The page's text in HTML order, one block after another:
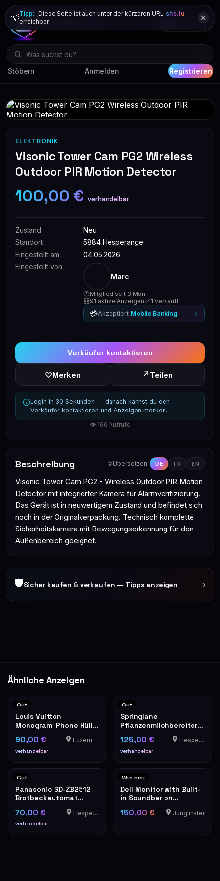
Stöbern Anmelden Registrieren
💡Tipp: Diese Seite ist auch unter der kürzeren URL shs.lu
erreichbar.
ELEKTRONIK
Visonic Tower Cam PG2 Wireless
Outdoor PIR Motion Detector
100,00 € verhandelbar
Zustand
Neu
Standort
5884 Hesperange
Eingestellt am
04.05.2026
Eingestellt von
Marc
Mitglied seit 3 Mon.
91 aktive Anzeigen
1 verkauft
💳Akzeptiert Mobile Banking →
Verkäufer kontaktieren
♡Merken ↗ Teilen
Login in 30 Sekunden — danach kannst du den
Verkäufer kontaktieren und Anzeigen merken.
👁 166 Aufrufe
Beschreibung 🌐 Übersetzen: DE FR EN
Visonic Tower Cam PG2 - Wireless Outdoor PIR Motion
Detector mit integrierter Kamera für Alarmverifizierung.
Das Gerät ist in neuwertigem Zustand und befindet sich
noch in der Originalverpackung. Technisch komplette
Sicherheitskamera mit Bewegungserkennung für den
Außenbereich geeignet.
🛡Sicher kaufen & verkaufen — Tipps anzeigen ›
Ähnliche Anzeigen
Gut
Louis Vuitton
Monogram iPhone Hülle
90,00 €
verhandelbar
Luxembourg
Gut
Springlane
Pflanzenmilchbereiter
125,00 €
verhandelbar
Hesperange
Gut
Panasonic SD-ZB2512
Brotbackautomat
70,00 €
verhandelbar
Hesperange
Wie neu
Dell Monitor with Built-
in Soundbar on
Adjustable Stand
150,00 € Junglinster